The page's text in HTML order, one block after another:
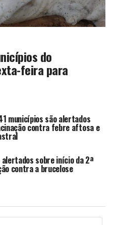
do
feira para
municípios são alertados
contra febre aftosa e
sobre início da 2ª
contra a brucelose